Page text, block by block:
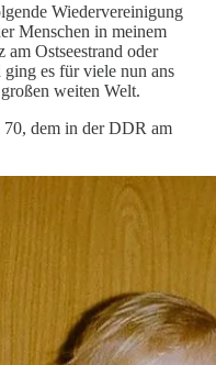
Wiedervereinigung
Menschen in meinem
Ostseestrand oder
es für viele nun ans
weiten Welt.
dem in der DDR am